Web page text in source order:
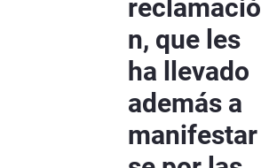
reclamació
n, que les
ha llevado
además a
manifestar